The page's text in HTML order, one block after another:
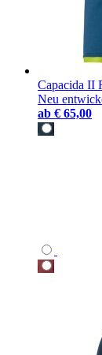
Capacida II
Neu
ab € 65,00